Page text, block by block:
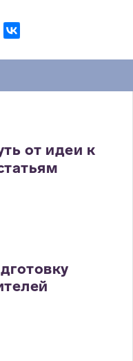
от идеи к